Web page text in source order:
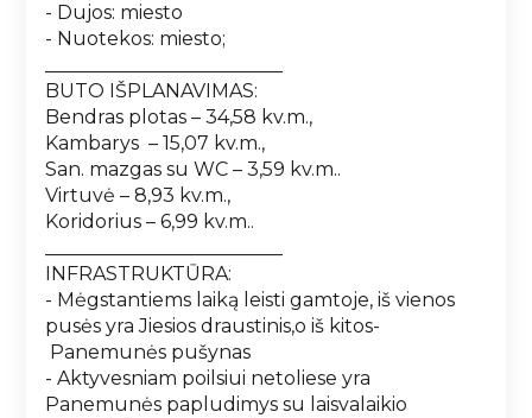
- Dujos: miesto
- Nuotekos: miesto;
BUTO IŠPLANAVIMAS:
Bendras plotas – 34,58 kv.m.,
Kambarys – 15,07 kv.m.,
San. mazgas su WC – 3,59 kv.m..
Virtuvė – 8,93 kv.m.,
Koridorius – 6,99 kv.m..
INFRASTRUKTŪRA:
- Mėgstantiems laiką leisti gamtoje, iš vienos
pusės yra Jiesios draustinis,o iš kitos-
Panemunės pušynas
- Aktyvesniam poilsiui netoliese yra
Panemunės papludimys su laisvalaikio